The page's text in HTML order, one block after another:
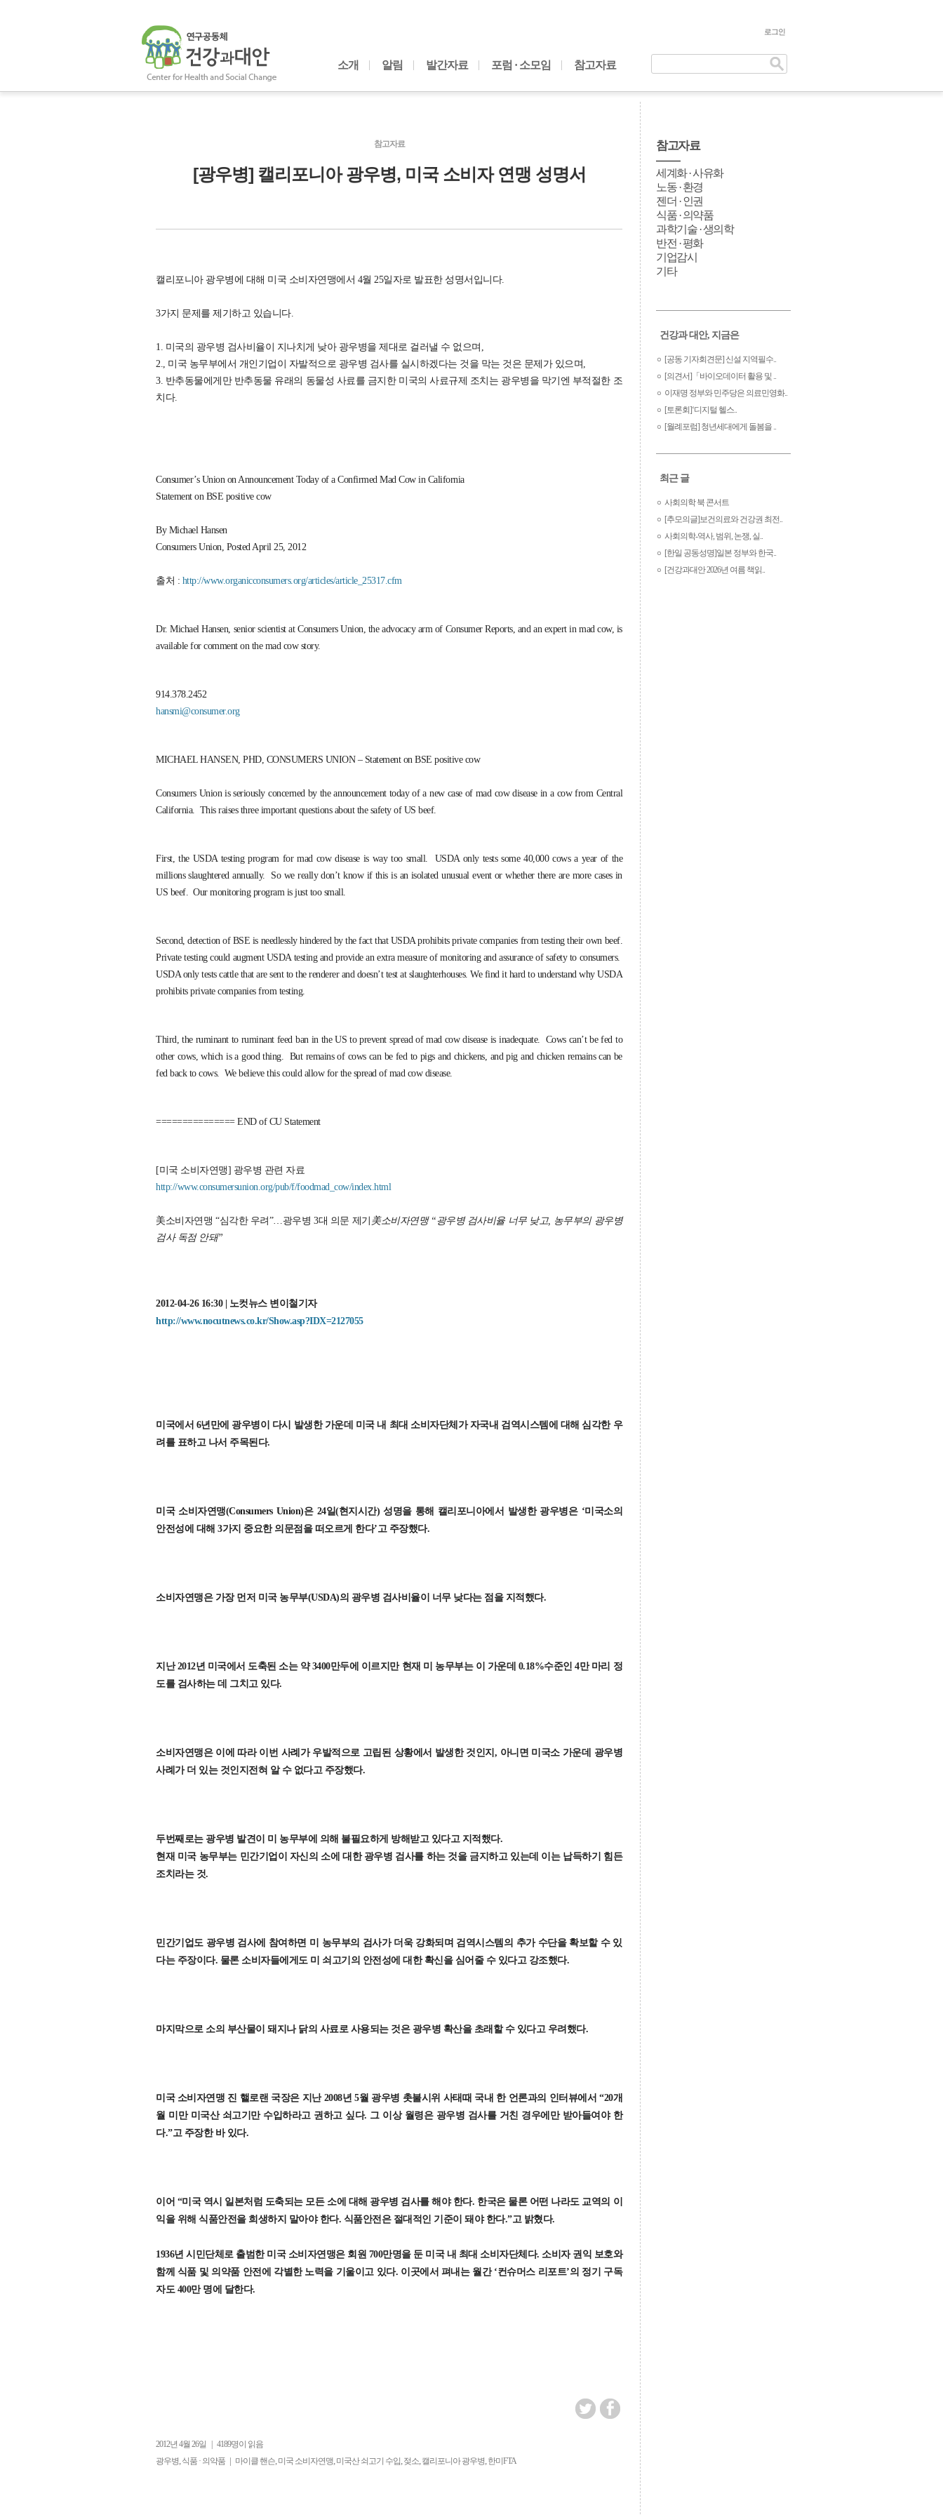
소개 알림 발간자료 포럼 · 소모임 참고자료
로그인
참고자료
[광우병] 캘리포니아 광우병, 미국 소비자 연맹 성명서
캘리포니아 광우병에 대해 미국 소비자연맹에서 4월 25일자로 발표한 성명서입니다.
3가지 문제를 제기하고 있습니다.
1. 미국의 광우병 검사비율이 지나치게 낮아 광우병을 제대로 걸러낼 수 없으며,
2., 미국 농무부에서 개인기업이 자발적으로 광우병 검사를 실시하겠다는 것을 막는 것은 문제가 있으며,
3. 반추동물에게만 반추동물 유래의 동물성 사료를 금지한 미국의 사료규제 조치는 광우병을 막기엔 부적절한 조
치다.
Consumer’s Union on Announcement Today of a Confirmed Mad Cow in California
Statement on BSE positive cow
By Michael Hansen
Consumers Union, Posted April 25, 2012
출처 : http://www.organicconsumers.org/articles/article_25317.cfm
Dr. Michael Hansen, senior scientist at Consumers Union, the advocacy arm of Consumer Reports, and an expert in mad cow, is
available for comment on the mad cow story.
914.378.2452
hansmi@consumer.org
MICHAEL HANSEN, PHD, CONSUMERS UNION – Statement on BSE positive cow
Consumers Union is seriously concerned by the announcement today of a new case of mad cow disease in a cow from Central
California. This raises three important questions about the safety of US beef.
First, the USDA testing program for mad cow disease is way too small. USDA only tests some 40,000 cows a year of the
millions slaughtered annually. So we really don’t know if this is an isolated unusual event or whether there are more cases in
US beef. Our monitoring program is just too small.
Second, detection of BSE is needlessly hindered by the fact that USDA prohibits private companies from testing their own beef.
Private testing could augment USDA testing and provide an extra measure of monitoring and assurance of safety to consumers.
USDA only tests cattle that are sent to the renderer and doesn’t test at slaughterhouses. We find it hard to understand why USDA
prohibits private companies from testing.
Third, the ruminant to ruminant feed ban in the US to prevent spread of mad cow disease is inadequate. Cows can’t be fed to
other cows, which is a good thing. But remains of cows can be fed to pigs and chickens, and pig and chicken remains can be
fed back to cows. We believe this could allow for the spread of mad cow disease.
=============== END of CU Statement
[미국 소비자연맹] 광우병 관련 자료
http://www.consumersunion.org/pub/f/foodmad_cow/index.html
美소비자연맹 “심각한 우려”…광우병 3대 의문 제기 美소비자연맹 “광우병 검사비율 너무 낮고, 농무부의 광우병
검사 독점 안돼”
2012-04-26 16:30 | 노컷뉴스 변이철기자
http://www.nocutnews.co.kr/Show.asp?IDX=2127055
미국에서 6년만에 광우병이 다시 발생한 가운데 미국 내 최대 소비자단체가 자국내 검역시스템에 대해 심각한 우
려를 표하고 나서 주목된다.
미국 소비자연맹(Consumers Union)은 24일(현지시간) 성명을 통해 캘리포니아에서 발생한 광우병은 ‘미국소의
안전성에 대해 3가지 중요한 의문점을 떠오르게 한다’고 주장했다.
소비자연맹은 가장 먼저 미국 농무부(USDA)의 광우병 검사비율이 너무 낮다는 점을 지적했다.
지난 2012년 미국에서 도축된 소는 약 3400만두에 이르지만 현재 미 농무부는 이 가운데 0.18%수준인 4만 마리 정
도를 검사하는 데 그치고 있다.
소비자연맹은 이에 따라 이번 사례가 우발적으로 고립된 상황에서 발생한 것인지, 아니면 미국소 가운데 광우병
사례가 더 있는 것인지전혀 알 수 없다고 주장했다.
두번째로는 광우병 발견이 미 농무부에 의해 불필요하게 방해받고 있다고 지적했다.
현재 미국 농무부는 민간기업이 자신의 소에 대한 광우병 검사를 하는 것을 금지하고 있는데 이는 납득하기 힘든
조치라는 것.
민간기업도 광우병 검사에 참여하면 미 농무부의 검사가 더욱 강화되며 검역시스템의 추가 수단을 확보할 수 있
다는 주장이다. 물론 소비자들에게도 미 쇠고기의 안전성에 대한 확신을 심어줄 수 있다고 강조했다.
마지막으로 소의 부산물이 돼지나 닭의 사료로 사용되는 것은 광우병 확산을 초래할 수 있다고 우려했다.
미국 소비자연맹 진 핼로랜 국장은 지난 2008년 5월 광우병 촛불시위 사태때 국내 한 언론과의 인터뷰에서 “20개
월 미만 미국산 쇠고기만 수입하라고 권하고 싶다. 그 이상 월령은 광우병 검사를 거친 경우에만 받아들여야 한
다.”고 주장한 바 있다.
이어 “미국 역시 일본처럼 도축되는 모든 소에 대해 광우병 검사를 해야 한다. 한국은 물론 어떤 나라도 교역의 이
익을 위해 식품안전을 희생하지 말아야 한다. 식품안전은 절대적인 기준이 돼야 한다.”고 밝혔다.
1936년 시민단체로 출범한 미국 소비자연맹은 회원 700만명을 둔 미국 내 최대 소비자단체다. 소비자 권익 보호와
함께 식품 및 의약품 안전에 각별한 노력을 기울이고 있다. 이곳에서 펴내는 월간 ‘컨슈머스 리포트’의 정기 구독
자도 400만 명에 달한다.
2012년 4월 26일
4189명이 읽음
광우병,식품 · 의약품 | 마이클 핸슨,미국 소비자연맹,미국산 쇠고기 수입,젖소,캘리포니아 광우병,한미FTA
참고자료
세계화 · 사유화
노동 · 환경
젠더 · 인권
식품 · 의약품
과학기술 · 생의학
반전 · 평화
기업감시
기타
건강과 대안, 지금은
[공동 기자회견문] 신설 지역필수..
[의견서]「바이오데이터 활용 및 ..
이재명 정부와 민주당은 의료민영화..
[토론회]‘디지털 헬스..
[월례포럼] 청년세대에게 돌봄을 ..
최근 글
사회의학 북 콘서트
[추모의글]보건의료와 건강권 최전..
사회의학-역사, 범위, 논쟁, 실..
[한일 공동성명]일본 정부와 한국..
[건강과대안 2026년 여름 책읽..